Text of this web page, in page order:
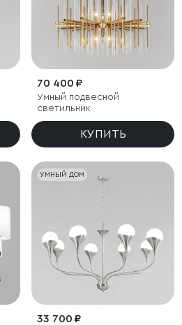
70 400 ₽
Умный подвесной
светильник
КУПИТЬ
УМНЫЙ ДОМ
33 700 ₽